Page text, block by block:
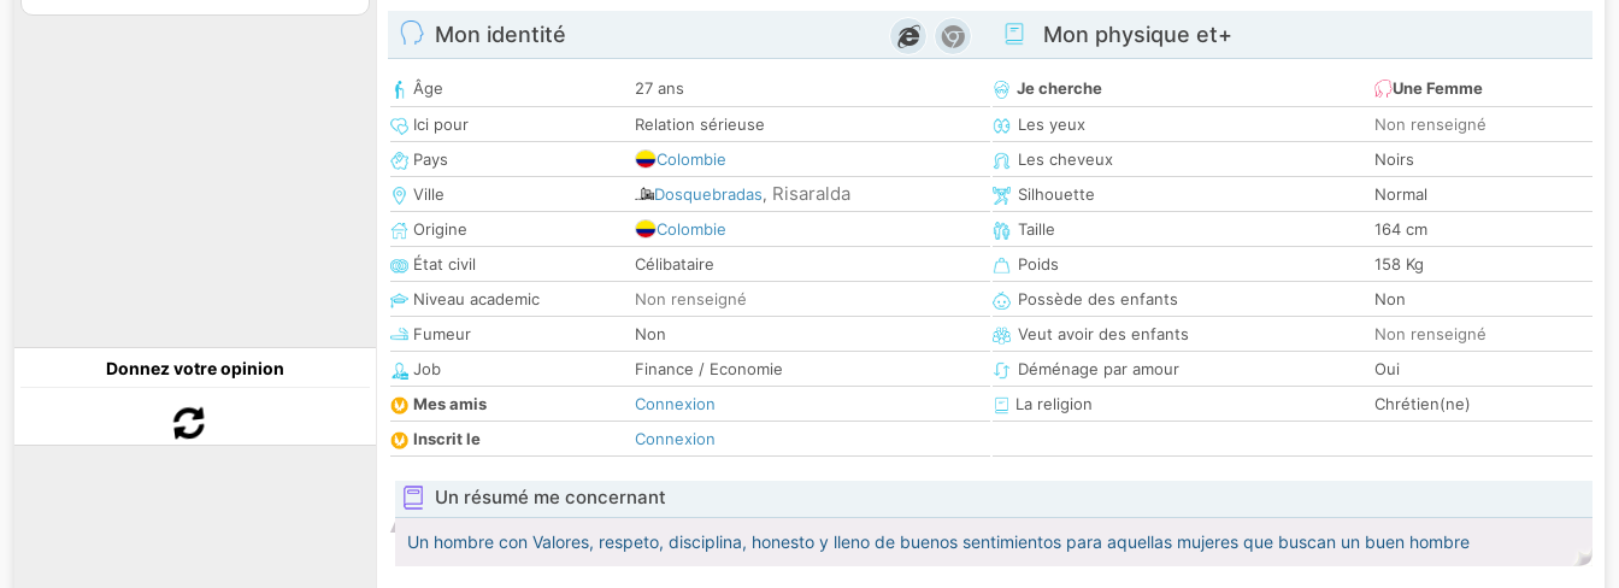
Donnez votre opinion
Mon identité
Âge
27 ans
Ici pour
Relation sérieuse
Pays
Colombie
Ville
Dosquebradas, Risaralda
Origine
Colombie
État civil
Célibataire
Niveau academic
Non renseigné
Fumeur
Non
Job
Finance / Economie
Mes amis
Connexion
Inscrit le
Connexion
Mon physique et+
Je cherche
Une Femme
Les yeux
Non renseigné
Les cheveux
Noirs
Silhouette
Normal
Taille
164 cm
Poids
158 Kg
Possède des enfants
Non
Veut avoir des enfants
Non renseigné
Déménage par amour
Oui
La religion
Chrétien(ne)
Un résumé me concernant
Un hombre con Valores, respeto, disciplina, honesto y lleno de buenos sentimientos para aquellas mujeres que buscan un buen hombre